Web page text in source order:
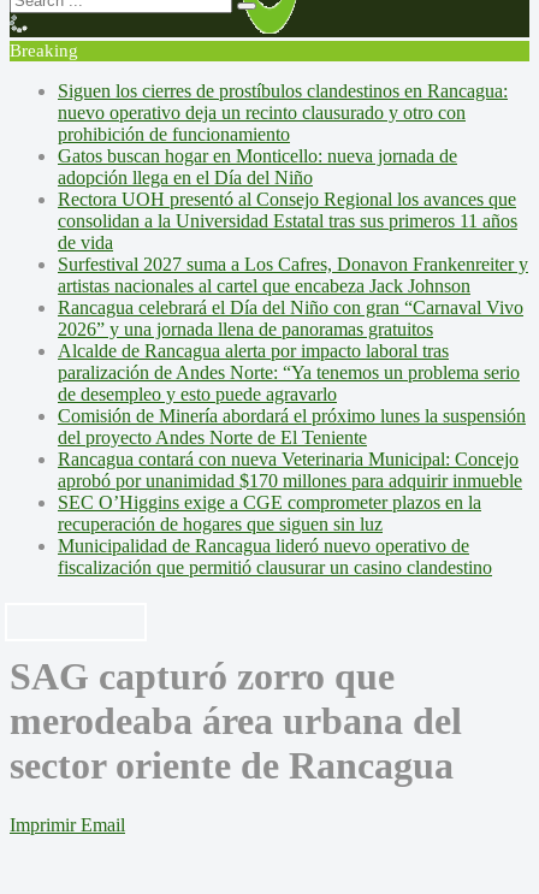
Breaking
Siguen los cierres de prostíbulos clandestinos en Rancagua:
nuevo operativo deja un recinto clausurado y otro con
prohibición de funcionamiento
Gatos buscan hogar en Monticello: nueva jornada de
adopción llega en el Día del Niño
Rectora UOH presentó al Consejo Regional los avances que
consolidan a la Universidad Estatal tras sus primeros 11 años
de vida
Surfestival 2027 suma a Los Cafres, Donavon Frankenreiter y
artistas nacionales al cartel que encabeza Jack Johnson
Rancagua celebrará el Día del Niño con gran “Carnaval Vivo
2026” y una jornada llena de panoramas gratuitos
Alcalde de Rancagua alerta por impacto laboral tras
paralización de Andes Norte: “Ya tenemos un problema serio
de desempleo y esto puede agravarlo
Comisión de Minería abordará el próximo lunes la suspensión
del proyecto Andes Norte de El Teniente
Rancagua contará con nueva Veterinaria Municipal: Concejo
aprobó por unanimidad $170 millones para adquirir inmueble
SEC O’Higgins exige a CGE comprometer plazos en la
recuperación de hogares que siguen sin luz
Municipalidad de Rancagua lideró nuevo operativo de
fiscalización que permitió clausurar un casino clandestino
SAG capturó zorro que
merodeaba área urbana del
sector oriente de Rancagua
Imprimir Email